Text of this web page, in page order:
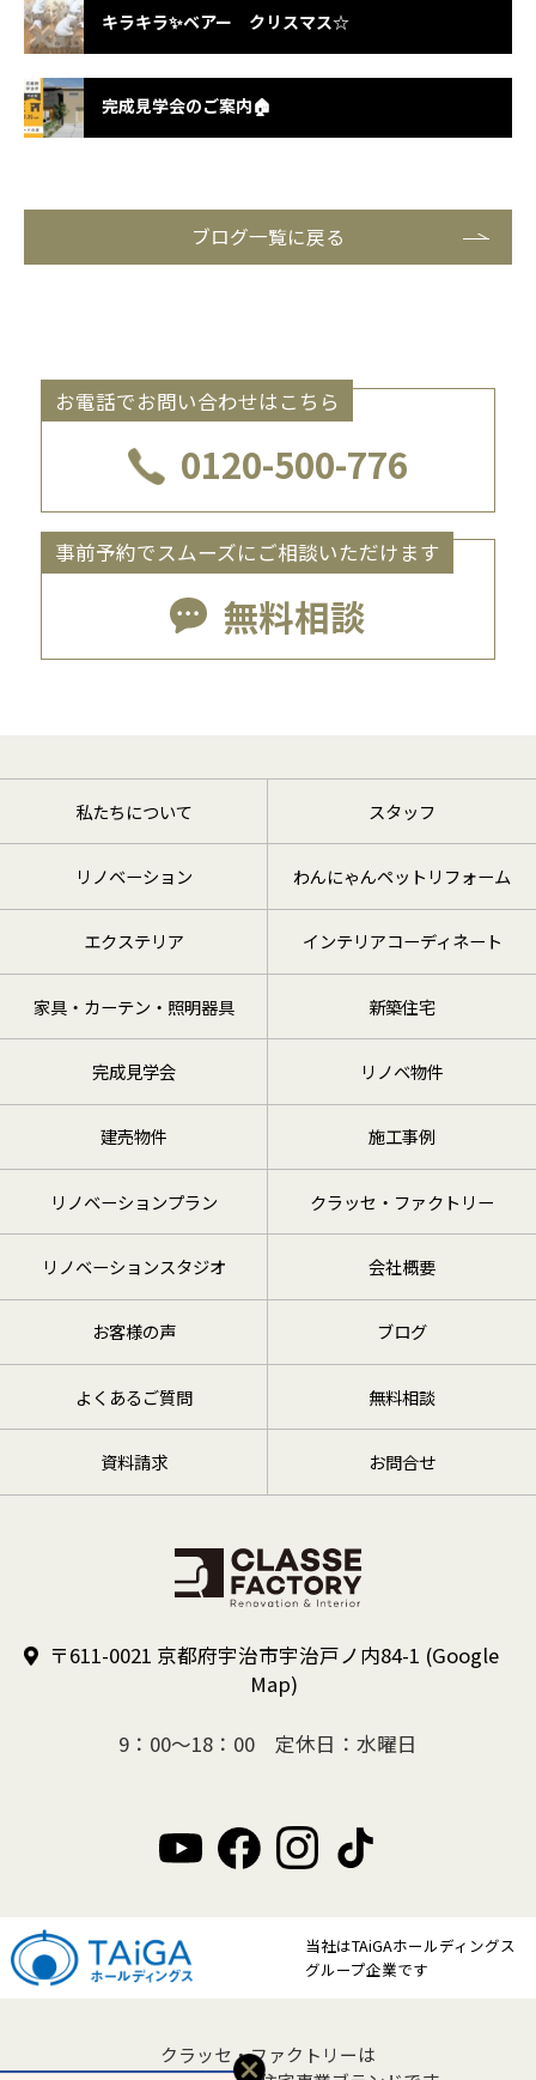
キラキラ✨ベアー クリスマス☆
完成見学会のご案内🏠
ブログ一覧に戻る
お電話でお問い合わせはこちら
0120-500-776
事前予約でスムーズにご相談いただけます
無料相談
私たちについて スタッフ
リノベーション わんにゃんペットリフォーム
エクステリア インテリアコーディネート
家具・カーテン・照明器具 新築住宅
完成見学会 リノベ物件
建売物件 施工事例
リノベーションプラン クラッセ・ファクトリー
リノベーションスタジオ 会社概要
お客様の声 ブログ
よくあるご質問 無料相談
資料請求 お問合せ
〒611-0021 京都府宇治市宇治戸ノ内84-1 (Google
Map)
9：00～18：00 定休日：水曜日
当社はTAiGAホールディングス
グループ企業です
クラッセ・ファクトリーは